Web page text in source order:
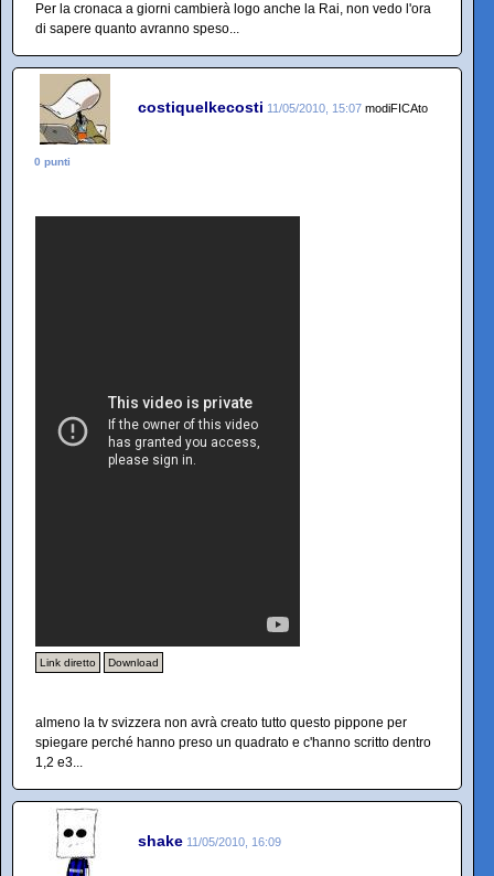
Per la cronaca a giorni cambierà logo anche la Rai, non vedo l'ora
di sapere quanto avranno speso...
costiquelkecosti 11/05/2010, 15:07 modiFICAto
0 punti
Link diretto Download
almeno la tv svizzera non avrà creato tutto questo pippone per
spiegare perché hanno preso un quadrato e c'hanno scritto dentro
1,2 e3...
shake 11/05/2010, 16:09